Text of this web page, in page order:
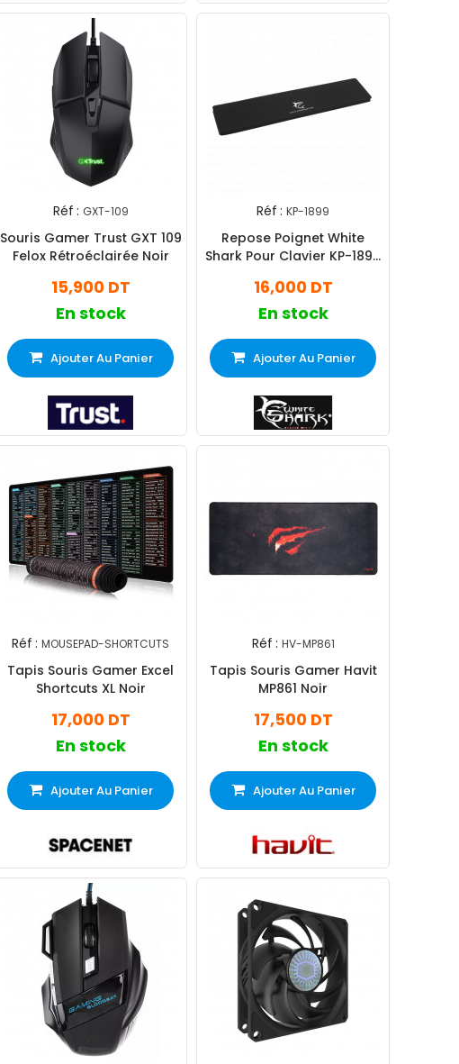
Réf : GXT-109
Souris Gamer Trust GXT 109
Felox Rétroéclairée Noir
15,900 DT
En stock
Ajouter Au Panier
Réf : KP-1899
Repose Poignet White
Shark Pour Clavier KP-1899
16,000 DT
En stock
Ajouter Au Panier
Réf : MOUSEPAD-SHORTCUTS
Tapis Souris Gamer Excel
Shortcuts XL Noir
17,000 DT
En stock
Ajouter Au Panier
Réf : HV-MP861
Tapis Souris Gamer Havit
MP861 Noir
17,500 DT
En stock
Ajouter Au Panier